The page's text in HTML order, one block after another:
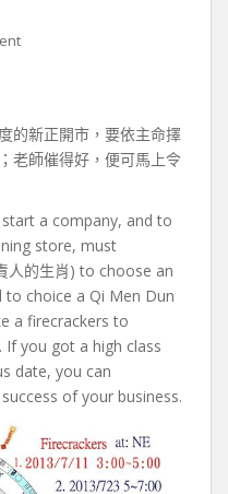
的新正開市，要依主命擇
老師催得好，便可馬上令
a company, and to
store, must
人的生肖) to choose an
to choice a Qi Men Dun
a firecrackers to
you got a high class
date, you can
of your business.